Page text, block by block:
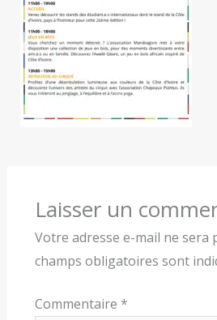
Laisser un
Votre adresse e-mail ne sera
champs obligatoires sont
Commentaire *